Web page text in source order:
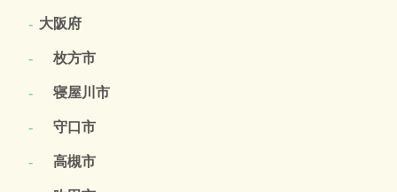
大阪府
枚方市
寝屋川市
守口市
高槻市